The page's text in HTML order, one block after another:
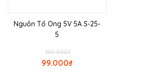
Nguồn Tổ Ong 5V 5A S-25-
5
₫
150.000
₫
99.000